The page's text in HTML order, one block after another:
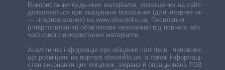
Використання будь-яких матеріалів, розміщених на сайті,
дозволяється при вказуванні посилання (для інтернет-видань
— гіперпосилання) на www.slovoidilo.ua. Посилання
(гіперпосилання) обов’язкове незалежно від повного або
часткового використання матеріалів.
Аналітична інформація про обіцянки політиків і чиновників,
що розміщені на порталі slovoidilo.ua, а також інформація про
стан виконання цих обіцянок, зібрана й опрацьована ТОВ «ІА